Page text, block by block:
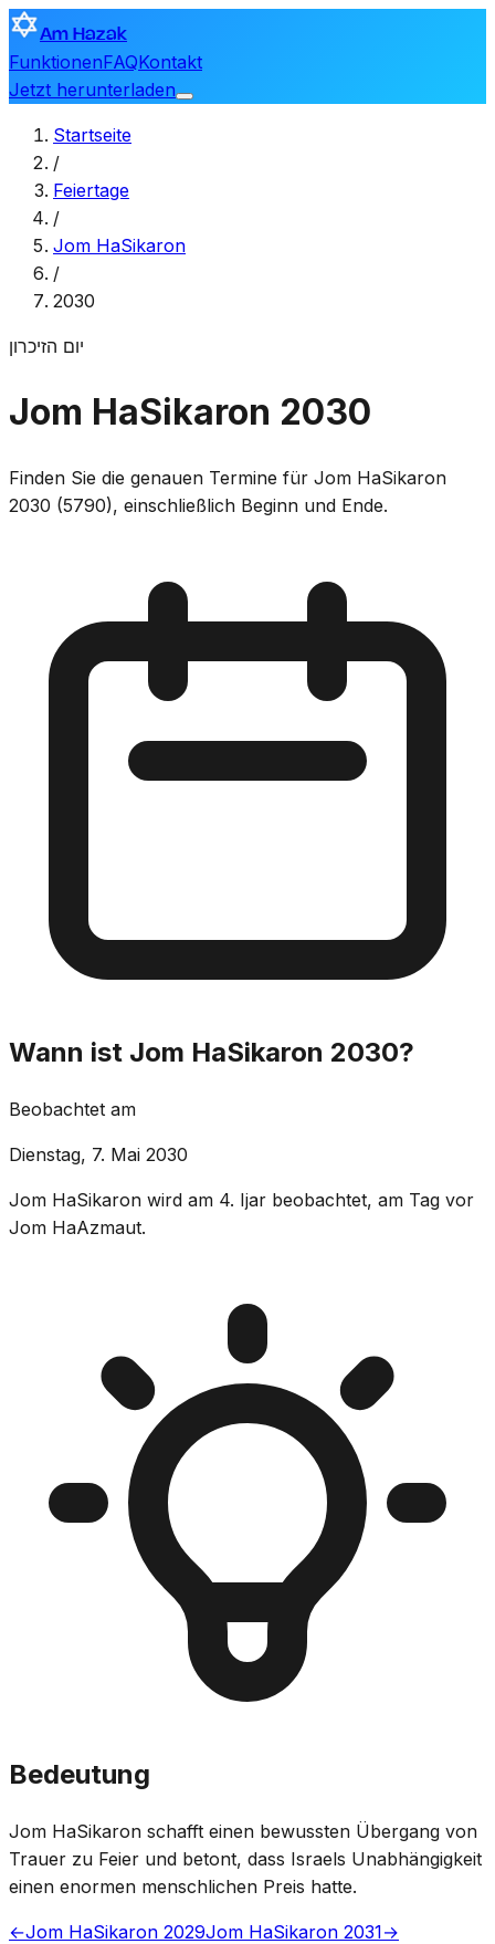
Am Hazak
FunktionenFAQKontakt
Jetzt herunterladen
Startseite
/
Feiertage
/
Jom HaSikaron
/
2030
יום הזיכרון
Jom HaSikaron 2030
Finden Sie die genauen Termine für Jom HaSikaron
2030 (5790), einschließlich Beginn und Ende.
Wann ist Jom HaSikaron 2030?
Beobachtet am
Dienstag, 7. Mai 2030
Jom HaSikaron wird am 4. Ijar beobachtet, am Tag vor
Jom HaAzmaut.
Bedeutung
Jom HaSikaron schafft einen bewussten Übergang von
Trauer zu Feier und betont, dass Israels Unabhängigkeit
einen enormen menschlichen Preis hatte.
←Jom HaSikaron 2029Jom HaSikaron 2031→